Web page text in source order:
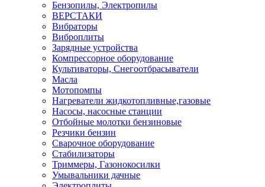
Бензопилы, Электропилы
ВЕРСТАКИ
Вибраторы
Виброплиты
Зарядные устройства
Компрессорное оборудование
Культиваторы, Снегоотбрасыватели
Масла
Мотопомпы
Нагреватели жидкотопливные,газовые
Насосы, насосные станции
Отбойные молотки бензиновые
Резчики бензин
Сварочное оборудование
Стабилизаторы
Триммеры, Газонокосилки
Умывальники дачные